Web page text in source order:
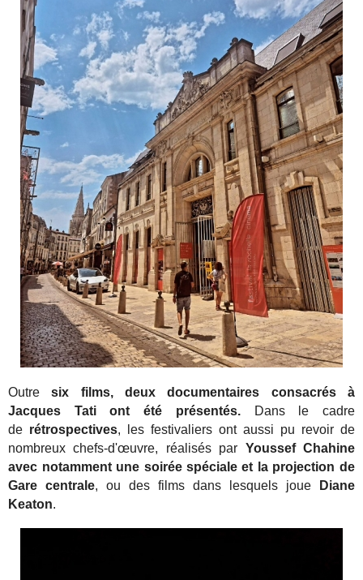
Outre six films, deux documentaires consacrés à
Jacques Tati ont été présentés.Dans le cadre
de rétrospectives, les festivaliers ont aussi pu revoir de
nombreux chefs-d'œuvre, réalisés par Youssef Chahine
avec notamment une soirée spéciale et la projection de
Gare centrale, ou des films dans lesquels joue
Diane
Keaton.